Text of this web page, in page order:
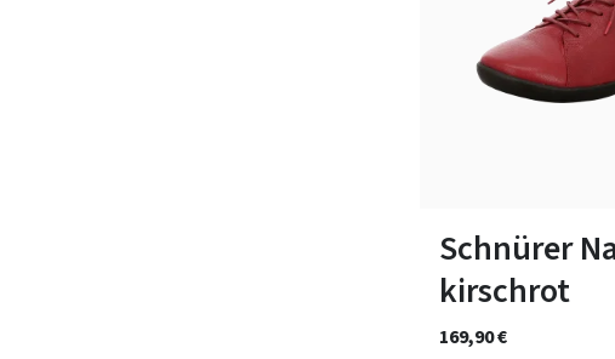
Schnürer
kirschrot
169,90 €